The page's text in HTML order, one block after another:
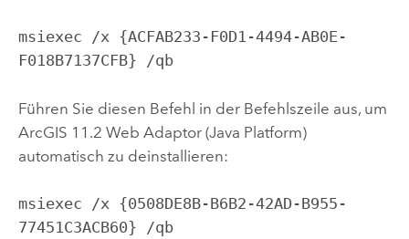
msiexec /x {ACFAB233-F0D1-4494-AB0E-
F018B7137CFB} /qb
Führen Sie diesen Befehl in der Befehlszeile aus, um
ArcGIS 11.2 Web Adaptor (Java Platform)
automatisch zu deinstallieren:
msiexec /x {0508DE8B-B6B2-42AD-B955-
77451C3ACB60} /qb